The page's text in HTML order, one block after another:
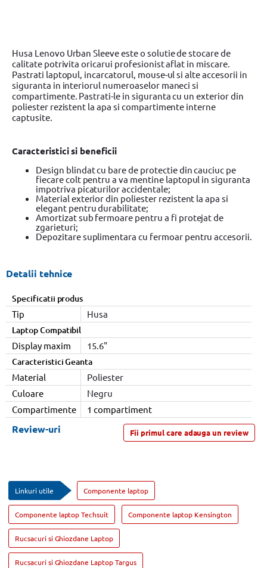
Husa Lenovo Urban Sleeve este o solutie de stocare de
calitate potrivita oricarui profesionist aflat in miscare.
Pastrati laptopul, incarcatorul, mouse-ul si alte accesorii in
siguranta in interiorul numeroaselor maneci si
compartimente. Pastrati-le in siguranta cu un exterior din
poliester rezistent la apa si compartimente interne
captusite.
Caracteristici si beneficii
Design blindat cu bare de protectie din cauciuc pe
fiecare colt pentru a va mentine laptopul in siguranta
impotriva picaturilor accidentale;
Material exterior din poliester rezistent la apa si
elegant pentru durabilitate;
Amortizat sub fermoare pentru a fi protejat de
zgarieturi;
Depozitare suplimentara cu fermoar pentru accesorii.
Detalii tehnice
Specificatii produs
Tip
Husa
Laptop Compatibil
Display maxim
15.6"
Caracteristici Geanta
Material
Poliester
Culoare
Negru
Compartimente
1 compartiment
Fii primul care adauga un review
Review-uri
Linkuri utile Componente laptop
Componente laptop Techsuit Componente laptop Kensington
Rucsacuri si Ghiozdane Laptop
Rucsacuri si Ghiozdane Laptop Targus